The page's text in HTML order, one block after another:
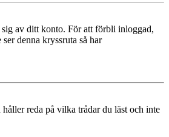
av ditt konto. För att förbli inloggad,
denna kryssruta så har
reda på vilka trådar du läst och inte